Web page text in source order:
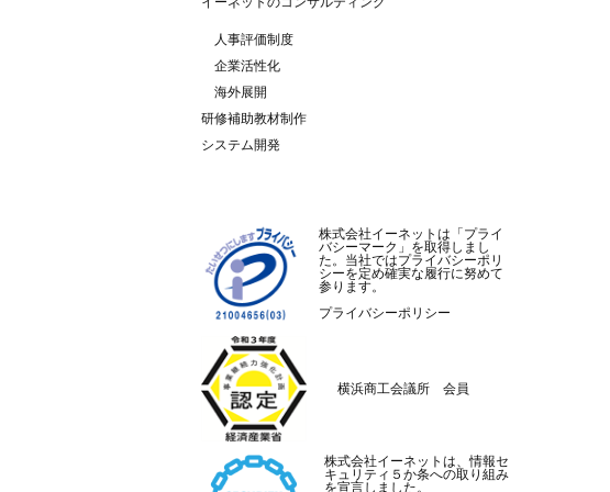
人事評価制度
企業活性化
海外展開
研修補助教材制作
システム開発
株式会社イーネットは「プライ
バシーマーク」を取得しまし
た。当社ではプライバシーポリ
シーを定め確実な履行に努めて
参ります。
プライバシーポリシー
横浜商工会議所 会員
株式会社イーネットは、情報セ
キュリティ５か条への取り組み
を宣言しました。